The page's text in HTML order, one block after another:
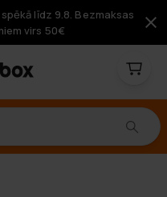
līdz 9.8. Bezmaksas
virs 50€